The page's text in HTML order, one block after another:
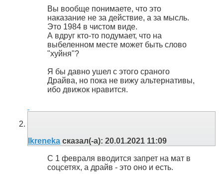
Вы вообще понимаете, что это
наказание не за действие, а за мысль.
Это 1984 в чистом виде.
А вдруг кто-то подумает, что на
выбеленном месте может быть слово
"хуйня"?
Я бы давно ушел с этого сраного
Драйва, но пока не вижу альтернативы,
ибо движок нравится.
Ikreneka сказал(-а): 20.01.2021 11:09
С 1 февраля вводится запрет на мат в
соцсетях, а драйв - это оно и есть.